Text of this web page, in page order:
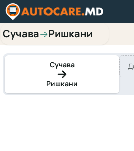
Сучава→Ришкани
Сучава
Ришкани